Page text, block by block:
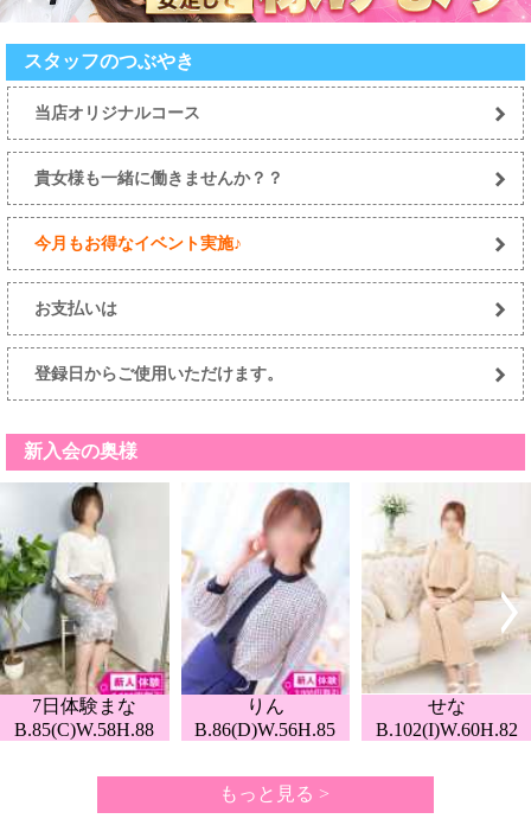
スタッフのつぶやき
当店オリジナルコース
貴女様も一緒に働きませんか？？
今月もお得なイベント実施♪
お支払いは
登録日からご使用いただけます。
新入会の奥様
7日体験まな
B.85(C)W.58H.88
りん
B.86(D)W.56H.85
せな
B.102(I)W.60H.82
もっと見る >